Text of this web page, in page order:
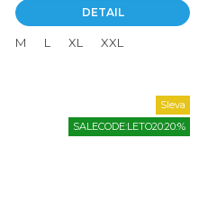
DETAIL
M L XL XXL
Sleva
SALECODE:LETO20:20:%